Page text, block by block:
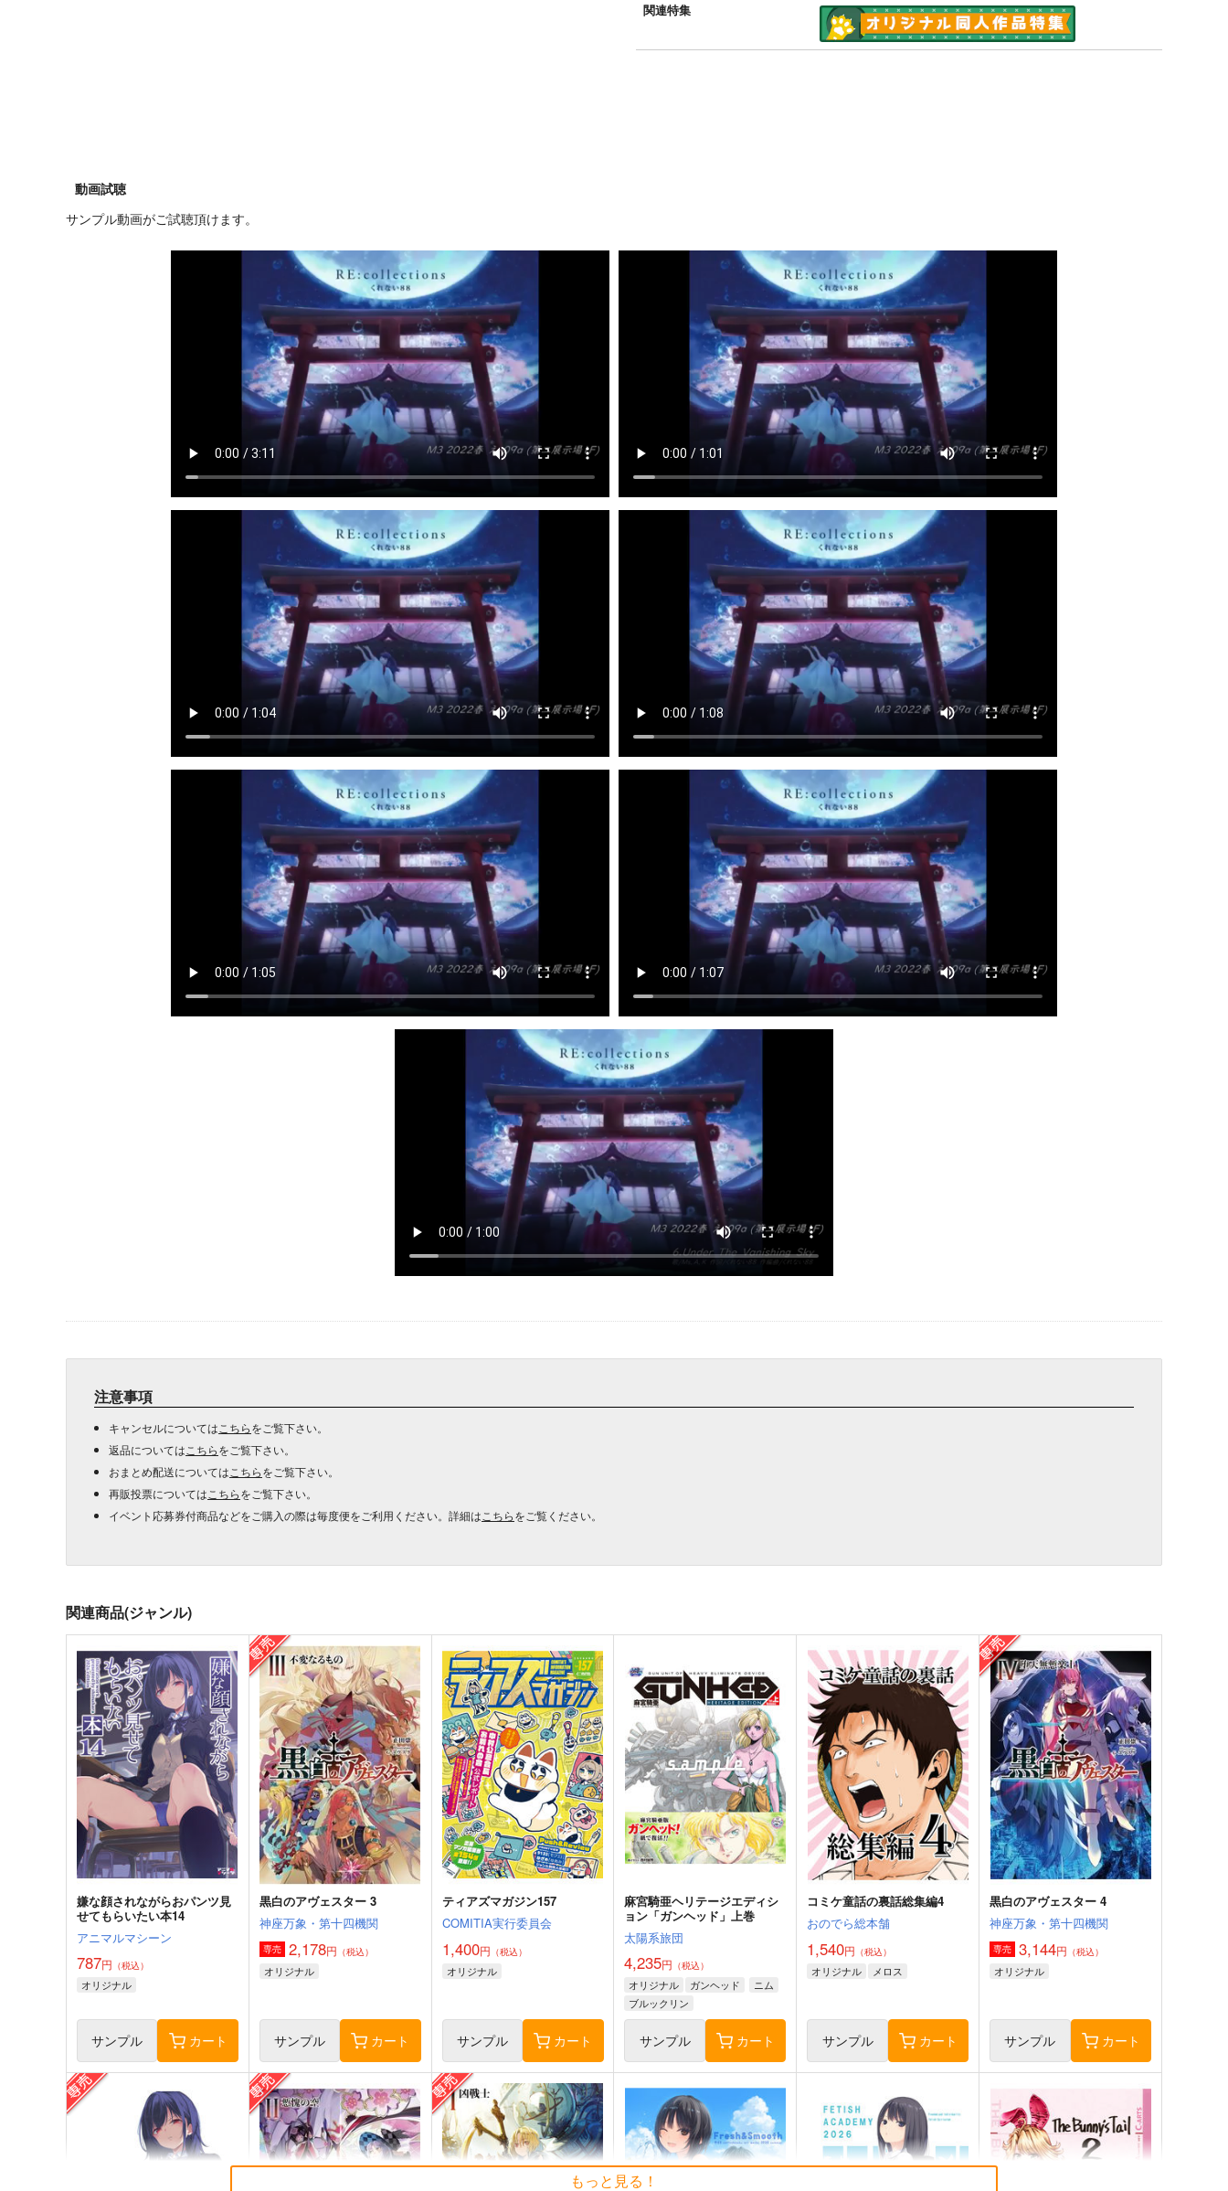
関連特集
動画試聴
サンプル動画がご試聴頂けます。
注意事項
キャンセルについては こちらをご覧下さい。
返品については こちらをご覧下さい。
おまとめ配送については こちらをご覧下さい。
再販投票については こちらをご覧下さい。
イベント応募券付商品などをご購入の際は毎度便をご利用ください。詳細は こちらをご覧ください。
関連商品(ジャンル)
嫌な顔されながらおパンツ見
せてもらいたい本14
アニマルマシーン
787円 （税込）
オリジナル
サンプル カート
黒白のアヴェスター 3
神座万象・第十四機関
専売 2,178円 （税込）
オリジナル
サンプル カート
ティアズマガジン157
COMITIA実行委員会
1,400円 （税込）
オリジナル
サンプル カート
麻宮騎亜ヘリテージエディシ
ョン「ガンヘッド」上巻
太陽系旅団
4,235円 （税込）
オリジナル ガンヘッド
ニム
ブルックリン
サンプル カート
コミケ童話の裏話総集編4
おのでら総本舗
1,540円 （税込）
オリジナル メロス
サンプル カート
黒白のアヴェスター 4
神座万象・第十四機関
専売 3,144円 （税込）
オリジナル
サンプル カート
もっと見る！